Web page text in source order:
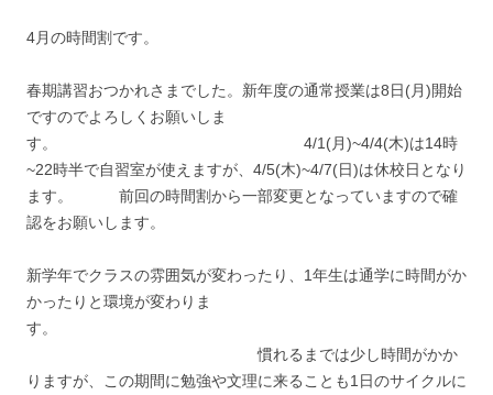
4月の時間割です。
春期講習おつかれさまでした。新年度の通常授業は8日(月)開始
ですのでよろしくお願いしま
す。 4/1(月)~4/4(木)は14時
~22時半で自習室が使えますが、4/5(木)~4/7(日)は休校日となり
ます。 前回の時間割から一部変更となっていますので確
認をお願いします。
新学年でクラスの雰囲気が変わったり、1年生は通学に時間がか
かったりと環境が変わりま
す。
慣れるまでは少し時間がかか
りますが、この期間に勉強や文理に来ることも1日のサイクルに